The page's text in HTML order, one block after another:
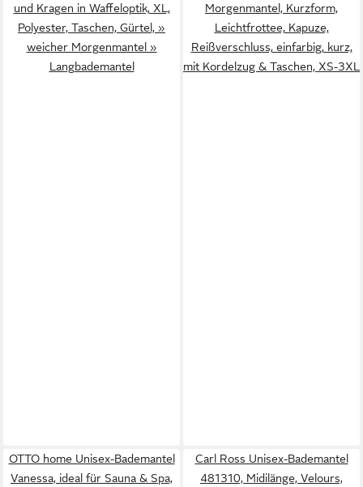
und Kragen in Waffeloptik, XL,
Polyester, Taschen, Gürtel, »
weicher Morgenmantel »
Langbademantel
Morgenmantel, Kurzform,
Leichtfrottee, Kapuze,
Reißverschluss, einfarbig, kurz,
mit Kordelzug & Taschen, XS-3XL
OTTO home Unisex-Bademantel
Vanessa, ideal für Sauna & Spa,
Carl Ross Unisex-Bademantel
481310, Midilänge, Velours,